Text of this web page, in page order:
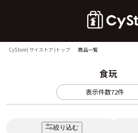
CyStore(サイストア)トップ 商品一覧
食玩
表示件数72件
絞り込む